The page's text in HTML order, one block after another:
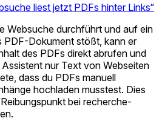
liest jetzt PDFs hinter Links“
Websuche durchführt und auf ein
PDF-Dokument stößt, kann er
des PDFs direkt abrufen und
nur Text von Webseiten
dass du PDFs manuell
hochladen musstest. Dies
bei recherche-